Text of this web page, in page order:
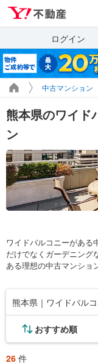
ログイン
中古マンション
熊本県のワイド
ン
ワイドバルコニーがある
だけでなくガーデニング
ある理想の中古マンショ
熊本県｜ワイドバル
おすすめ順
26 件